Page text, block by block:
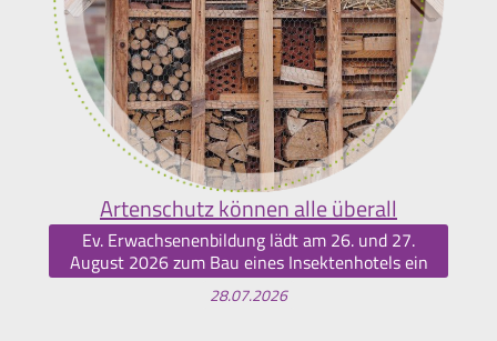
Artenschutz können alle überall
Ev. Erwachsenenbildung lädt am 26. und 27.
August 2026 zum Bau eines Insektenhotels ein
28.07.2026